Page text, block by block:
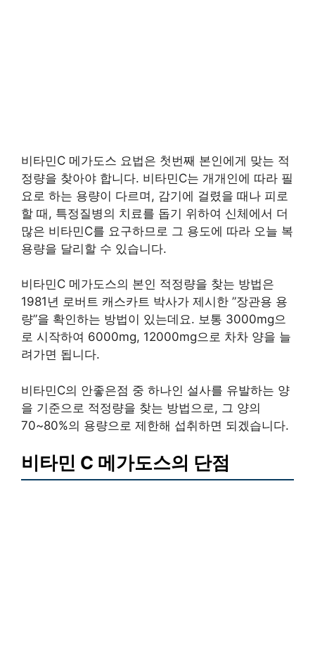
비타민C 메가도스 요법은 첫번째 본인에게 맞는 적
정량을 찾아야 합니다. 비타민C는 개개인에 따라 필
요로 하는 용량이 다르며, 감기에 걸렸을 때나 피로
할 때, 특정질병의 치료를 돕기 위하여 신체에서 더
많은 비타민C를 요구하므로 그 용도에 따라 오늘 복
용량을 달리할 수 있습니다.
비타민C 메가도스의 본인 적정량을 찾는 방법은
1981년 로버트 캐스카트 박사가 제시한 ”장관용 용
량”을 확인하는 방법이 있는데요. 보통 3000mg으
로 시작하여 6000mg, 12000mg으로 차차 양을 늘
려가면 됩니다.
비타민C의 안좋은점 중 하나인 설사를 유발하는 양
을 기준으로 적정량을 찾는 방법으로, 그 양의
70~80%의 용량으로 제한해 섭취하면 되겠습니다.
비타민 C 메가도스의 단점